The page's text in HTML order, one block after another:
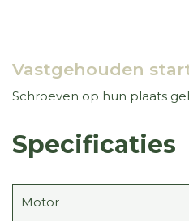
Vastgehouden
Schroeven op hun plaats
Specificaties
Motor